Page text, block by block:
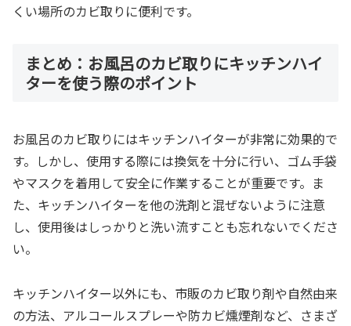
くい場所のカビ取りに便利です。
まとめ：お風呂のカビ取りにキッチンハイ
ターを使う際のポイント
お風呂のカビ取りにはキッチンハイターが非常に効果的で
す。しかし、使用する際には換気を十分に行い、ゴム手袋
やマスクを着用して安全に作業することが重要です。ま
た、キッチンハイターを他の洗剤と混ぜないように注意
し、使用後はしっかりと洗い流すことも忘れないでくださ
い。
キッチンハイター以外にも、市販のカビ取り剤や自然由来
の方法、アルコールスプレーや防カビ燻煙剤など、さまざ